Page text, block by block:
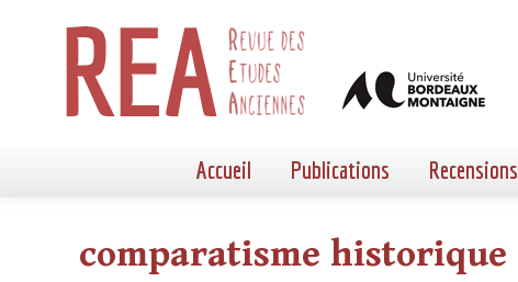
Accueil Publications Recensions
comparatisme historique